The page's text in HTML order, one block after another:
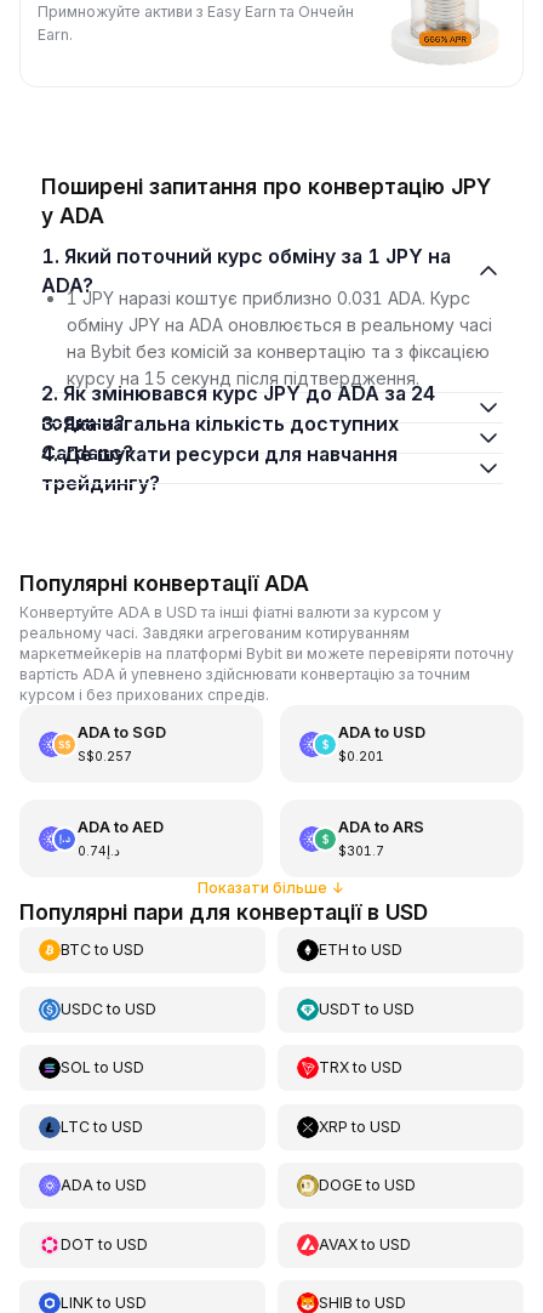
Примножуйте активи з Easy Earn та Ончейн
Earn.
Поширені запитання про конвертацію JPY
у ADA
1. Який поточний курс обміну за 1 JPY на
ADA?
1 JPY наразі коштує приблизно 0.031 ADA. Курс
обміну JPY на ADA оновлюється в реальному часі
на Bybit без комісій за конвертацію та з фіксацією
курсу на 15 секунд після підтвердження.
2. Як змінювався курс JPY до ADA за 24
години?
3. Яка загальна кількість доступних
Cardano?
4. Де шукати ресурси для навчання
трейдингу?
Популярні конвертації ADA
Конвертуйте ADA в USD та інші фіатні валюти за курсом у
реальному часі. Завдяки агрегованим котируванням
маркетмейкерів на платформі Bybit ви можете перевіряти поточну
вартість ADA й упевнено здійснювати конвертацію за точним
курсом і без прихованих спредів.
ADAto SGD
S$0.257
ADAto USD
$0.201
ADAto AED
د.إ0.74
ADAto ARS
$301.7
Показати більше ↓
Популярні пари для конвертації в USD
BTCto USD ETH toUSD
USDCto USD USDT toUSD
SOL to USD TRXtoUSD
LTCto USD XRP toUSD
ADAto USD DOGEtoUSD
DOT to USD AVAXtoUSD
LINKto USD SHIB toUSD